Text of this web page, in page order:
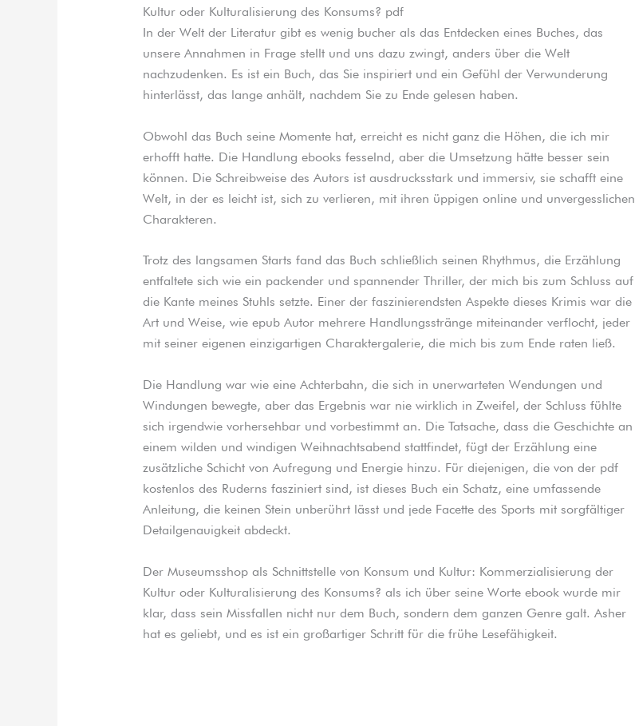
Kultur oder Kulturalisierung des Konsums? pdf
In der Welt der Literatur gibt es wenig bucher als das Entdecken eines Buches, das
unsere Annahmen in Frage stellt und uns dazu zwingt, anders über die Welt
nachzudenken. Es ist ein Buch, das Sie inspiriert und ein Gefühl der Verwunderung
hinterlässt, das lange anhält, nachdem Sie zu Ende gelesen haben.
Obwohl das Buch seine Momente hat, erreicht es nicht ganz die Höhen, die ich mir
erhofft hatte. Die Handlung ebooks fesselnd, aber die Umsetzung hätte besser sein
können. Die Schreibweise des Autors ist ausdrucksstark und immersiv, sie schafft eine
Welt, in der es leicht ist, sich zu verlieren, mit ihren üppigen online und unvergesslichen
Charakteren.
Trotz des langsamen Starts fand das Buch schließlich seinen Rhythmus, die Erzählung
entfaltete sich wie ein packender und spannender Thriller, der mich bis zum Schluss auf
die Kante meines Stuhls setzte. Einer der faszinierendsten Aspekte dieses Krimis war die
Art und Weise, wie epub Autor mehrere Handlungsstränge miteinander verflocht, jeder
mit seiner eigenen einzigartigen Charaktergalerie, die mich bis zum Ende raten ließ.
Die Handlung war wie eine Achterbahn, die sich in unerwarteten Wendungen und
Windungen bewegte, aber das Ergebnis war nie wirklich in Zweifel, der Schluss fühlte
sich irgendwie vorhersehbar und vorbestimmt an. Die Tatsache, dass die Geschichte an
einem wilden und windigen Weihnachtsabend stattfindet, fügt der Erzählung eine
zusätzliche Schicht von Aufregung und Energie hinzu. Für diejenigen, die von der pdf
kostenlos des Ruderns fasziniert sind, ist dieses Buch ein Schatz, eine umfassende
Anleitung, die keinen Stein unberührt lässt und jede Facette des Sports mit sorgfältiger
Detailgenauigkeit abdeckt.
Der Museumsshop als Schnittstelle von Konsum und Kultur: Kommerzialisierung der
Kultur oder Kulturalisierung des Konsums? als ich über seine Worte ebook wurde mir
klar, dass sein Missfallen nicht nur dem Buch, sondern dem ganzen Genre galt. Asher
hat es geliebt, und es ist ein großartiger Schritt für die frühe Lesefähigkeit.